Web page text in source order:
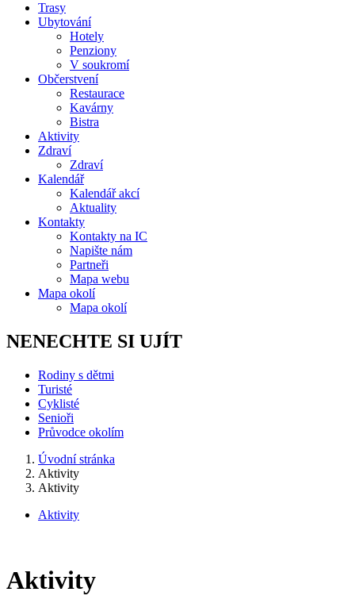
Trasy
Ubytování
Hotely
Penziony
V soukromí
Občerstvení
Restaurace
Kavárny
Bistra
Aktivity
Zdraví
Zdraví
Kalendář
Kalendář akcí
Aktuality
Kontakty
Kontakty na IC
Napište nám
Partneři
Mapa webu
Mapa okolí
Mapa okolí
NENECHTE SI UJÍT
Rodiny s dětmi
Turisté
Cyklisté
Senioři
Průvodce okolím
Úvodní stránka
Aktivity
Aktivity
Aktivity
Aktivity